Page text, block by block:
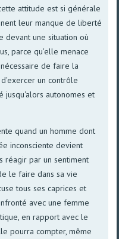
attitude est si générale
leur manque de liberté
devant une situation où
parce qu'elle menace
de faire la
un contrôle
jusqu'alors autonomes et
quand un homme dont
inconsciente devient
réagir par un sentiment
le faire dans sa vie
tous ses caprices et
avec une femme
en rapport avec le
pourra compter, même